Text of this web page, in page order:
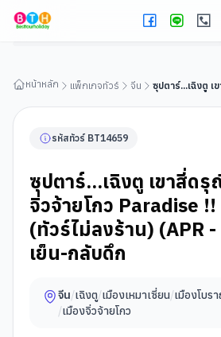
คืน (ทัวร์ไม่ลงร้
หน้าหลัก แพ็กเกจทัวร์ จีน ซุปตาร์...เฉิงตู เ
รหัสทัวร์ BT14659
ซุปตาร์...เฉิงตู เขาสี่ด
จิ่วจ้ายโกว Paradise
(ทัวร์ไม่ลงร้าน) (APR -
เย็น-กลับดึก
จีน/เฉิงตู/เมืองเหมาเซี่ยน/เมืองโบร
/เมืองจิ่วจ้ายโกว